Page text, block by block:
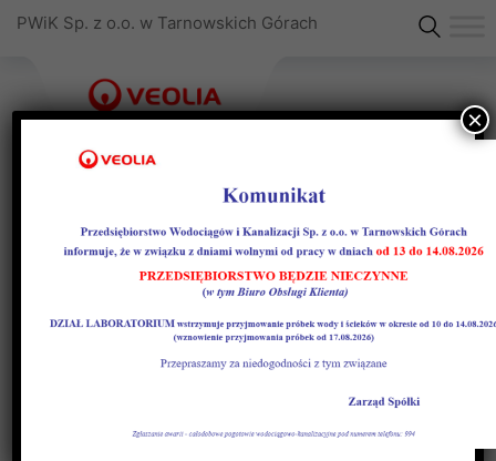
PWiK Sp. z o.o. w Tarnowskich Górach
„Leśna” – mała
oczyszczalnia ścieków z
maksymalnym efektem
ekologicznym
×